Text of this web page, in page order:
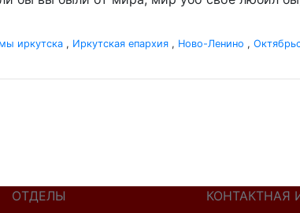
иркутска , Иркутская епархия , Ново-Ленино ,
ОТДЕЛЫ КОНТАКТНАЯ